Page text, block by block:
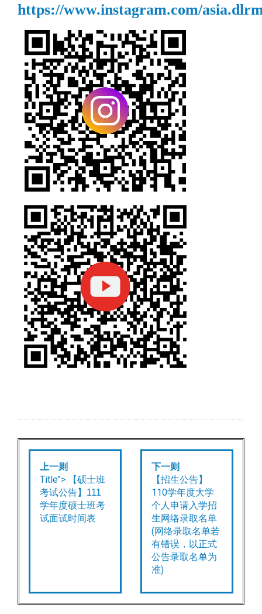
https://www.instagram.com/
上一则
Title">
【硕士班
考试公告】111
学年度硕士班考
试面试时间表
下一则
【招生公告】
110学年度大学
个人申请入学招
生网络录取名单
(网络录取名单若
有错误，以正式
公告录取名单为
准)